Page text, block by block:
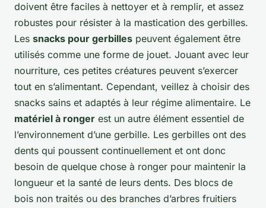
doivent être faciles à nettoyer et à remplir, et assez
robustes pour résister à la mastication des gerbilles.
Les snacks pour gerbilles peuvent également être
utilisés comme une forme de jouet. Jouant avec leur
nourriture, ces petites créatures peuvent s’exercer
tout en s’alimentant. Cependant, veillez à choisir des
snacks sains et adaptés à leur régime alimentaire. Le
matériel à ronger est un autre élément essentiel de
l’environnement d’une gerbille. Les gerbilles ont des
dents qui poussent continuellement et ont donc
besoin de quelque chose à ronger pour maintenir la
longueur et la santé de leurs dents. Des blocs de
bois non traités ou des branches d’arbres fruitiers